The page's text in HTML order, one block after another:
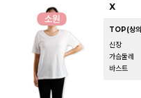
X
TOP(상
신장
가슴둘레
바스트